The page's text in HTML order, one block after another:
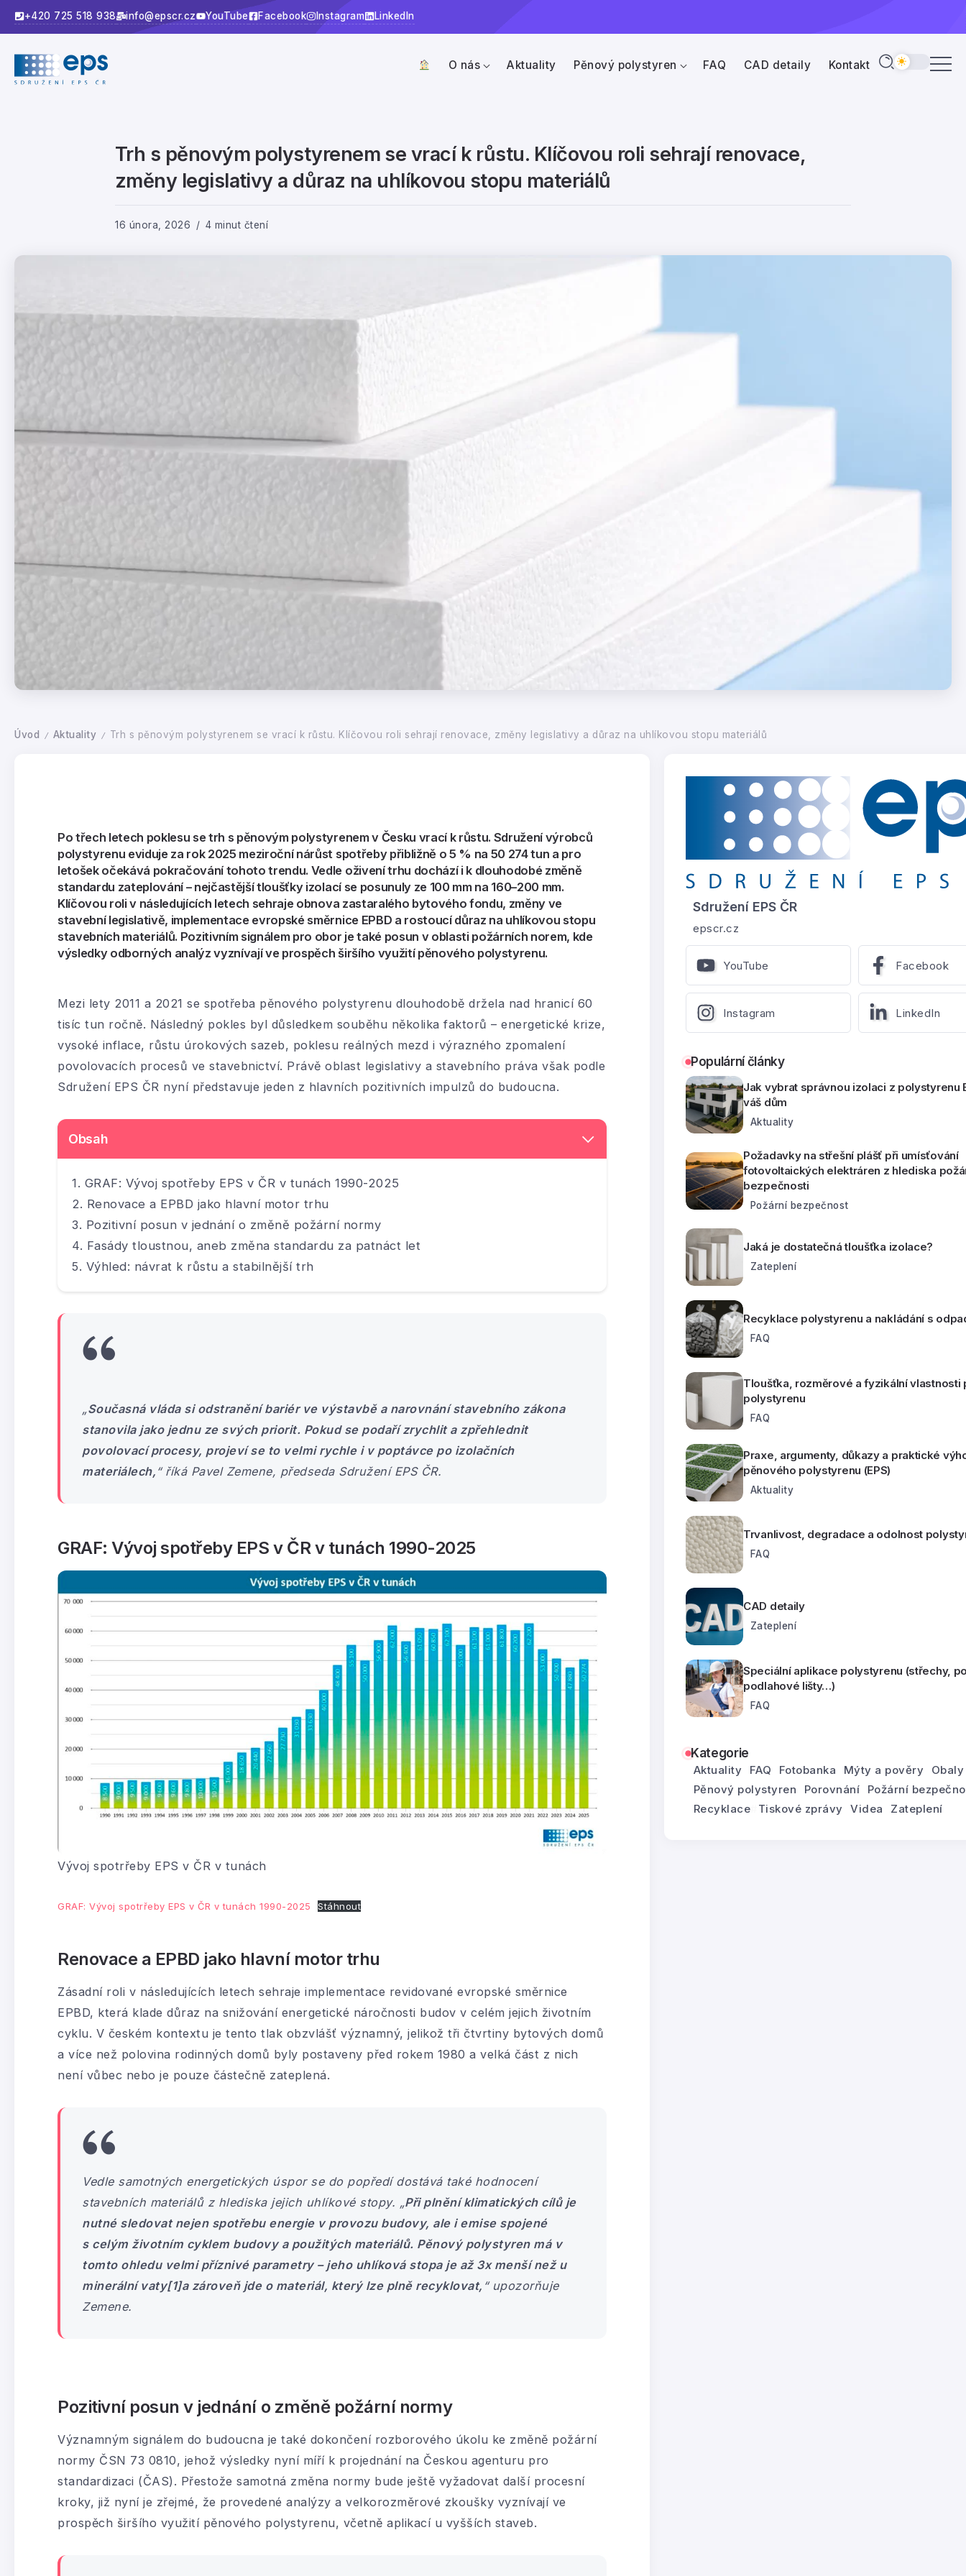
+420 725 518 938 info@epscr.cz YouTube Facebook Instagram LinkedIn
O nás Aktuality Pěnový polystyren FAQ CAD detaily Kontakt
Trh s pěnovým polystyrenem se vrací k růstu. Klíčovou roli sehrají renovace,
změny legislativy a důraz na uhlíkovou stopu materiálů
16 února, 2026 4 minut čtení
Úvod / Aktuality / Trh s pěnovým polystyrenem se vrací k růstu. Klíčovou roli sehrají renovace, změny legislativy a důraz na uhlíkovou stopu materiálů
Po třech letech poklesu se trh s pěnovým polystyrenem v Česku vrací k růstu. Sdružení výrobců
polystyrenu eviduje za rok 2025 meziroční nárůst spotřeby přibližně o 5 % na 50 274 tun a pro
letošek očekává pokračování tohoto trendu. Vedle oživení trhu dochází i k dlouhodobé změně
standardu zateplování – nejčastější tloušťky izolací se posunuly ze 100 mm na 160–200 mm.
Klíčovou roli v následujících letech sehraje obnova zastaralého bytového fondu, změny ve
stavební legislativě, implementace evropské směrnice EPBD a rostoucí důraz na uhlíkovou stopu
stavebních materiálů. Pozitivním signálem pro obor je také posun v oblasti požárních norem, kde
výsledky odborných analýz vyznívají ve prospěch širšího využití pěnového polystyrenu.
Mezi lety 2011 a 2021 se spotřeba pěnového polystyrenu dlouhodobě držela nad hranicí 60
tisíc tun ročně. Následný pokles byl důsledkem souběhu několika faktorů – energetické krize,
vysoké inflace, růstu úrokových sazeb, poklesu reálných mezd i výrazného zpomalení
povolovacích procesů ve stavebnictví. Právě oblast legislativy a stavebního práva však podle
Sdružení EPS ČR nyní představuje jeden z hlavních pozitivních impulzů do budoucna.
Obsah
GRAF: Vývoj spotřeby EPS v ČR v tunách 1990-2025
Renovace a EPBD jako hlavní motor trhu
Pozitivní posun v jednání o změně požární normy
Fasády tloustnou, aneb změna standardu za patnáct let
Výhled: návrat k růstu a stabilnější trh
„Současná vláda si odstranění bariér ve výstavbě a narovnání stavebního zákona
stanovila jako jednu ze svých priorit. Pokud se podaří zrychlit a zpřehlednit
povolovací procesy, projeví se to velmi rychle i v poptávce po izolačních
materiálech, “ říká Pavel Zemene, předseda Sdružení EPS ČR.
GRAF: Vývoj spotřeby EPS v ČR v tunách 1990-2025
Vývoj spotrřeby EPS v ČR v tunách
GRAF: Vývoj spotrřeby EPS v ČR v tunách 1990-2025 Stáhnout
Renovace a EPBD jako hlavní motor trhu
Zásadní roli v následujících letech sehraje implementace revidované evropské směrnice
EPBD, která klade důraz na snižování energetické náročnosti budov v celém jejich životním
cyklu. V českém kontextu je tento tlak obzvlášť významný, jelikož tři čtvrtiny bytových domů
a více než polovina rodinných domů byly postaveny před rokem 1980 a velká část z nich
není vůbec nebo je pouze částečně zateplená.
Vedle samotných energetických úspor se do popředí dostává také hodnocení
stavebních materiálů z hlediska jejich uhlíkové stopy. „Při plnění klimatických cílů je
nutné sledovat nejen spotřebu energie v provozu budovy, ale i emise spojené
s celým životním cyklem budovy a použitých materiálů. Pěnový polystyren má v
tomto ohledu velmi příznivé parametry – jeho uhlíková stopa je až 3x menší než u
minerální vaty[1]a zároveň jde o materiál, který lze plně recyklovat, “ upozorňuje
Zemene.
Pozitivní posun v jednání o změně požární normy
Významným signálem do budoucna je také dokončení rozborového úkolu ke změně požární
normy ČSN 73 0810, jehož výsledky nyní míří k projednání na Českou agenturu pro
standardizaci (ČAS). Přestože samotná změna normy bude ještě vyžadovat další procesní
kroky, již nyní je zřejmé, že provedené analýzy a velkorozměrové zkoušky vyznívají ve
prospěch širšího využití pěnového polystyrenu, včetně aplikací u vyšších staveb.
Sdružení EPS ČR
epscr.cz
YouTube Facebook
Instagram LinkedIn
Populární články
Jak vybrat správnou izolaci z polystyrenu
váš dům
Aktuality
Požadavky na střešní plášť při umísťování
fotovoltaických elektráren z hlediska
bezpečnosti
Požární bezpečnost
Jaká je dostatečná tloušťka izolace?
Zateplení
Recyklace polystyrenu a nakládání s
FAQ
Tloušťka, rozměrové a fyzikální vlastnosti
polystyrenu
FAQ
Praxe, argumenty, důkazy a praktické
pěnového polystyrenu (EPS)
Aktuality
Trvanlivost, degradace a odolnost
FAQ
CAD detaily
Zateplení
Speciální aplikace polystyrenu (střechy,
podlahové lišty…)
FAQ
Kategorie
Aktuality FAQ Fotobanka Mýty a pověry
Obaly
Pěnový polystyren
Porovnání
Požární
Recyklace
Tiskové zprávy Videa Zateplení